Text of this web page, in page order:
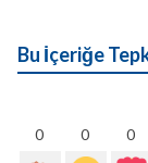
Bu İçeriğe
0 0 0